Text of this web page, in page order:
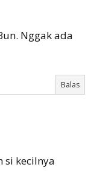
Nggak ada
Balas
si kecilnya